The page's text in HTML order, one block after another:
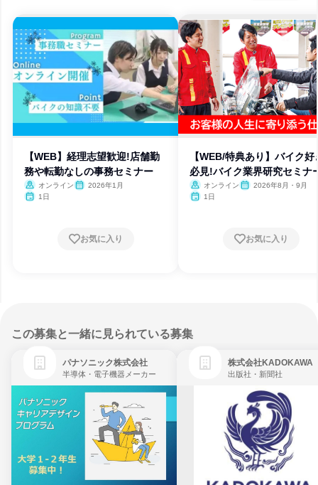
【WEB】経理志望歓迎!店舗勤
務や転勤なしの事務セミナー
オンライン
2026年1月
1日
お気に入り
【WEB/特典あり】バイク好
必見!バイク業界研究セミナ
オンライン
2026年8月・9月
1日
お気に入り
この募集と一緒に見られている募集
パナソニック株式会社
半導体・電子機器メーカー
株式会社KADOKAWA
出版社・新聞社